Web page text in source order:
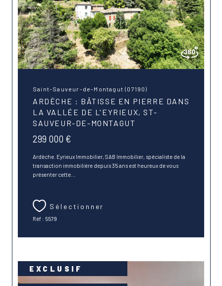
Saint-Sauveur-de-Montagut (07190)
ARDÈCHE : BÂTISSE EN PIERRE DANS
LA VALLÉE DE L'EYRIEUX, ST-
SAUVEUR-DE-MONTAGUT
299 000 €
Ardèche. Eyrieux Immobilier, SAB Immobilier, spécialiste de la
transaction immobilière depuis 35 ans est heureux de vous
présenter cette...
Sélectionner
Réf : 5579
EXCLUSIF